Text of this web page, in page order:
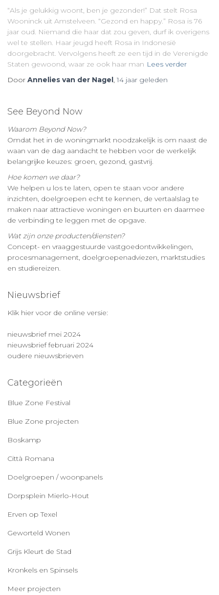
“Als je gelukkig woont, ben je gezonder!” Dat stelt Rosa
Wooninck uit Amstelveen. “Gezond en happy.” Rosa is 76
jaar oud. Niemand die haar dat zou geven, durf ik overigens
wel te stellen. Haar jeugd heeft Rosa in Indonesië
doorgebracht. Vervolgens heeft ze een tijd in de Verenigde
Staten gewoond, waar ze ook haar man Lees verder
Door Annelies van der Nagel,14 jaar geleden
See Beyond Now
Waarom Beyond Now?
Omdat het in de woningmarkt noodzakelijk is om naast de
waan van de dag aandacht te hebben voor de werkelijk
belangrijke keuzes: groen, gezond, gastvrij.
Hoe komen we daar?
We helpen u los te laten, open te staan voor andere
inzichten, doelgroepen echt te kennen, de vertaalslag te
maken naar attractieve woningen en buurten en daarmee
de verbinding te leggen met de opgave.
Wat zijn onze producten/diensten?
Concept- en vraaggestuurde vastgoedontwikkelingen,
procesmanagement, doelgroepenadviezen, marktstudies
en studiereizen.
Nieuwsbrief
Klik hier voor de online versie:
nieuwsbrief mei 2024
nieuwsbrief februari 2024
oudere nieuwsbrieven
Categorieën
Blue Zone Festival
Blue Zone projecten
Boskamp
Città Romana
Doelgroepen / woonpanels
Dorpsplein Mierlo-Hout
Erven op Texel
Geworteld Wonen
Grijs Kleurt de Stad
Kronkels en Spinsels
Meer projecten